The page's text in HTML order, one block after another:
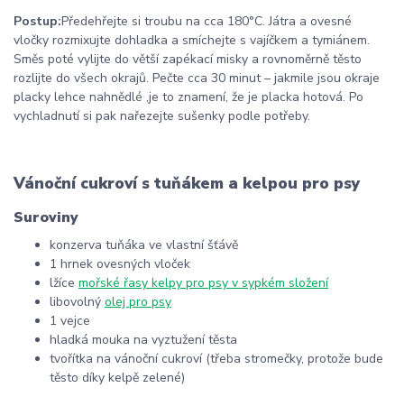
Postup:Předehřejte si troubu na cca 180°C. Játra a ovesné
vločky rozmixujte dohladka a smíchejte s vajíčkem a tymiánem.
Směs poté vylijte do větší zapékací misky a rovnoměrně těsto
rozlijte do všech okrajů. Pečte cca 30 minut– jakmile jsou okraje
placky lehce nahnědlé ,je to znamení, že je placka hotová. Po
vychladnutí si pak nařezejte sušenky podle potřeby.
Vánoční cukroví s tuňákem a kelpou pro psy
Suroviny
konzerva tuňáka ve vlastní šťávě
1 hrnek ovesných vloček
lžíce mořské řasy kelpy pro psy v sypkém složení
libovolný olej pro psy
1 vejce
hladká mouka na vyztužení těsta
tvořítka na vánoční cukroví (třeba stromečky, protože bude
těsto díky kelpě zelené)